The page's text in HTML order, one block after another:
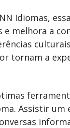
Idiomas,
melhora a
tornam a
Assistir um